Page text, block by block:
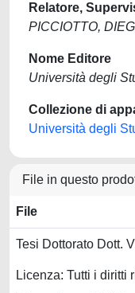
Relatore,
PICCIOTTO,
Nome Editore
Università degli
Collezione di
Università degli
File in questo
File
Tesi Dottorato Dott.
Licenza: Tutti i diritti